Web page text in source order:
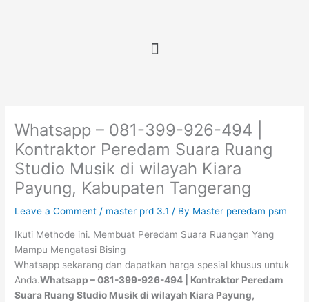
Menu
Whatsapp – 081-399-926-494 |
Kontraktor Peredam Suara Ruang
Studio Musik di wilayah Kiara
Payung, Kabupaten Tangerang
Leave a Comment / master prd 3.1 / By Master peredam psm
Ikuti Methode ini. Membuat Peredam Suara Ruangan Yang
Mampu Mengatasi Bising
Whatsapp sekarang dan dapatkan harga spesial khusus untuk
Anda.Whatsapp – 081-399-926-494 | Kontraktor Peredam
Suara Ruang Studio Musik di wilayah Kiara Payung,